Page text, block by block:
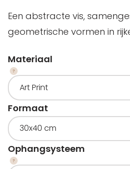
Een abstracte vis,
geometrische vormen in
Materiaal
Formaat
Ophangsysteem